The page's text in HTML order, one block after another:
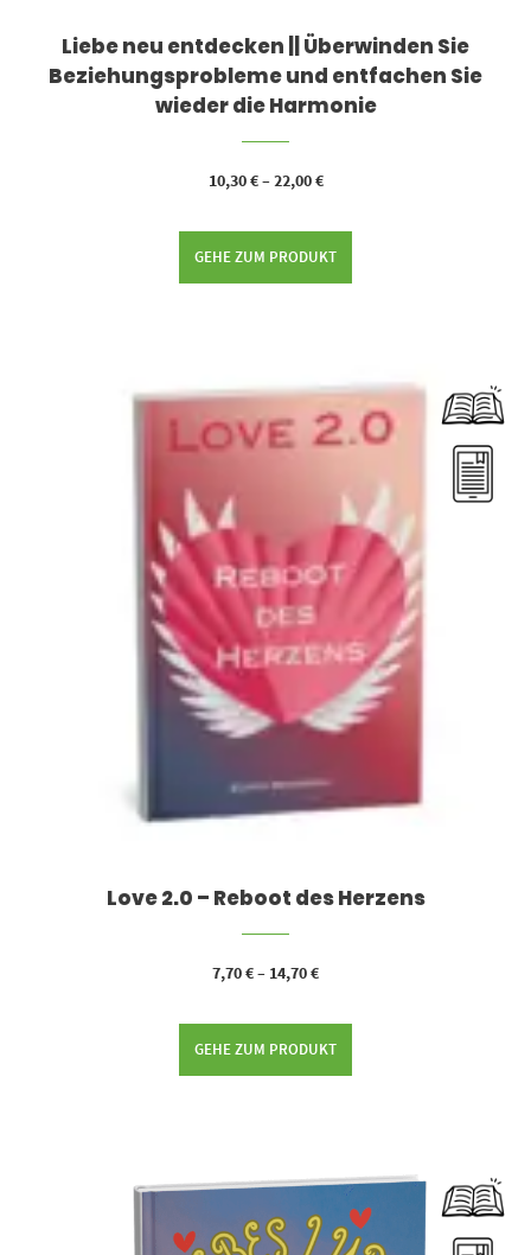
Liebe neu entdecken || Überwinden Sie
Beziehungsprobleme und entfachen Sie
wieder die Harmonie
10,30€–22,00€
GEHE ZUM PRODUKT
Love 2.0 – Reboot des Herzens
7,70€– 14,70€
GEHE ZUM PRODUKT